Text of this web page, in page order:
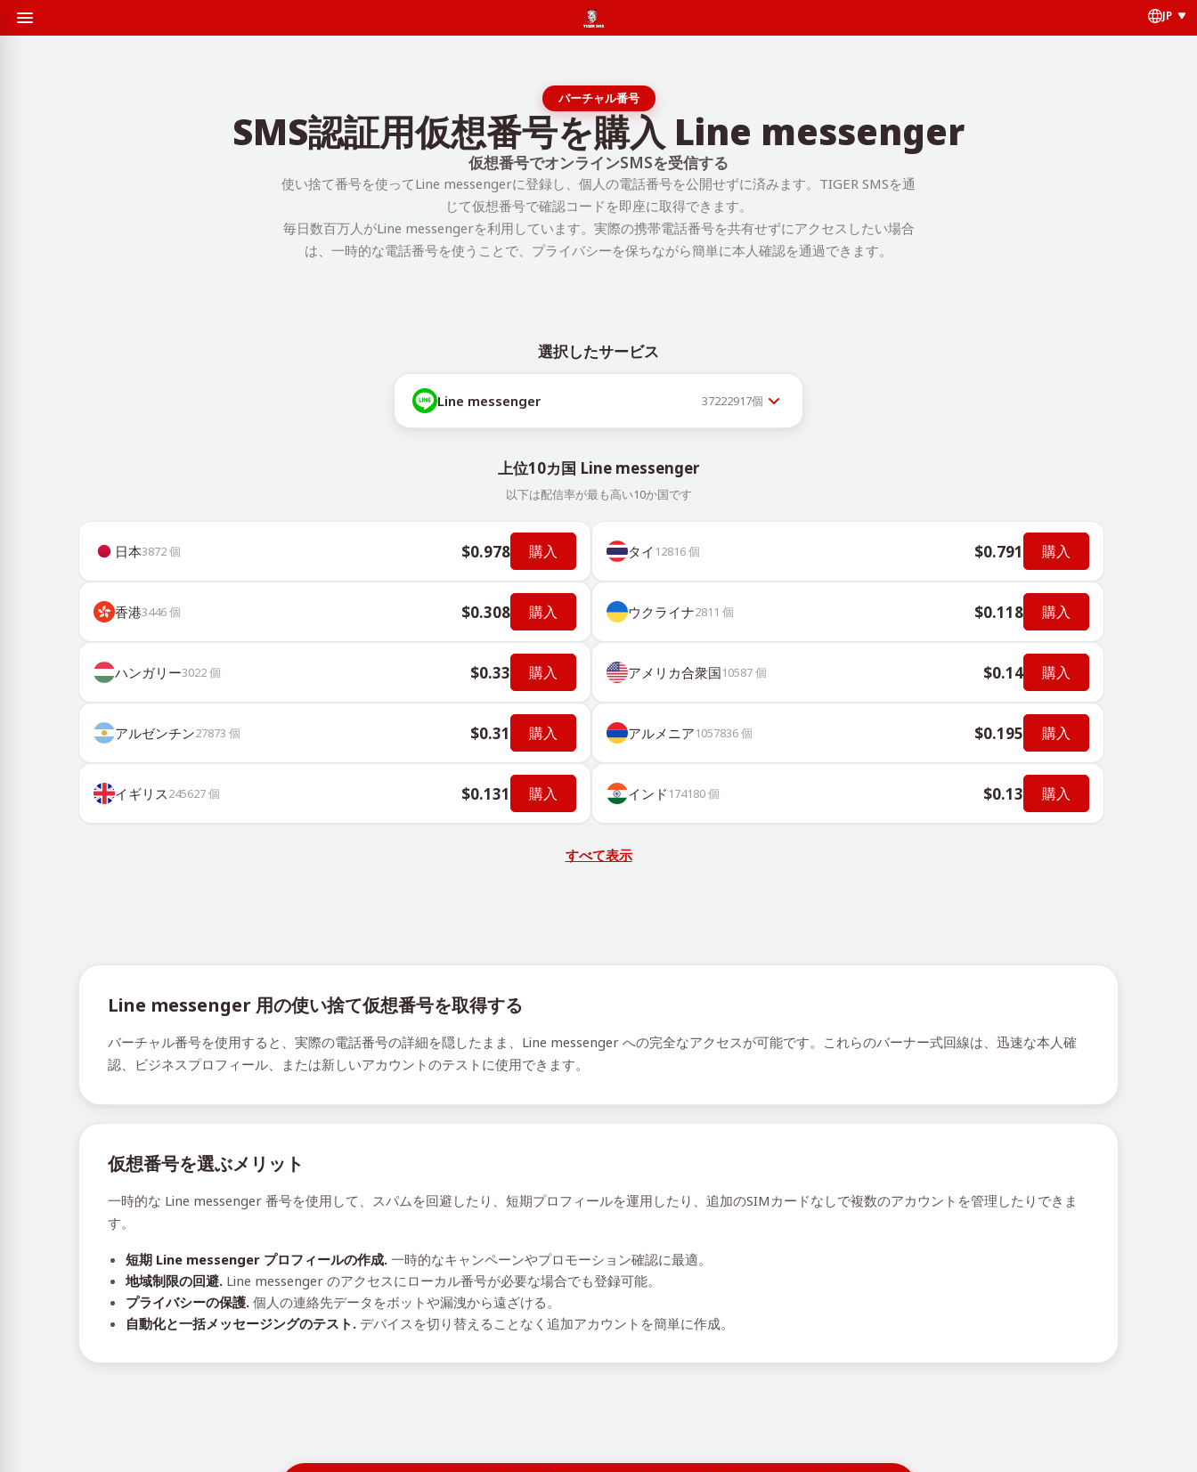
JP
バーチャル番号
SMS認証用仮想番号を購入 Line messenger
仮想番号でオンラインSMSを受信する
使い捨て番号を使ってLine messengerに登録し、個人の電話番号を公開せずに済みます。TIGER SMSを通
じて仮想番号で確認コードを即座に取得できます。
毎日数百万人がLine messengerを利用しています。実際の携帯電話番号を共有せずにアクセスしたい場合
は、一時的な電話番号を使うことで、プライバシーを保ちながら簡単に本人確認を通過できます。
選択したサービス
Line messenger 37222917個
上位10カ国 Line messenger
以下は配信率が最も高い10か国です
日本3872個 $0.978 購入 タイ 12816個 $0.791 購入
香港3446個 $0.308 購入 ウクライナ2811 個 $0.118 購入
ハンガリー3022個 $0.33 購入 アメリカ合衆国10587個 $0.14 購入
アルゼンチン27873 個 $0.31 購入 アルメニア1057836個 $0.195 購入
イギリス245627個 $0.131 購入 インド 174180個 $0.13 購入
すべて表示
Line messenger 用の使い捨て仮想番号を取得する
バーチャル番号を使用すると、実際の電話番号の詳細を隠したまま、Line messenger への完全なアクセスが可能です。これらのバーナー式回線は、迅速な本人確
認、ビジネスプロフィール、または新しいアカウントのテストに使用できます。
仮想番号を選ぶメリット
一時的な Line messenger 番号を使用して、スパムを回避したり、短期プロフィールを運用したり、追加のSIMカードなしで複数のアカウントを管理したりできま
す。
短期 Line messenger プロフィールの作成. 一時的なキャンペーンやプロモーション確認に最適。
地域制限の回避. Line messenger のアクセスにローカル番号が必要な場合でも登録可能。
プライバシーの保護. 個人の連絡先データをボットや漏洩から遠ざける。
自動化と一括メッセージングのテスト. デバイスを切り替えることなく追加アカウントを簡単に作成。